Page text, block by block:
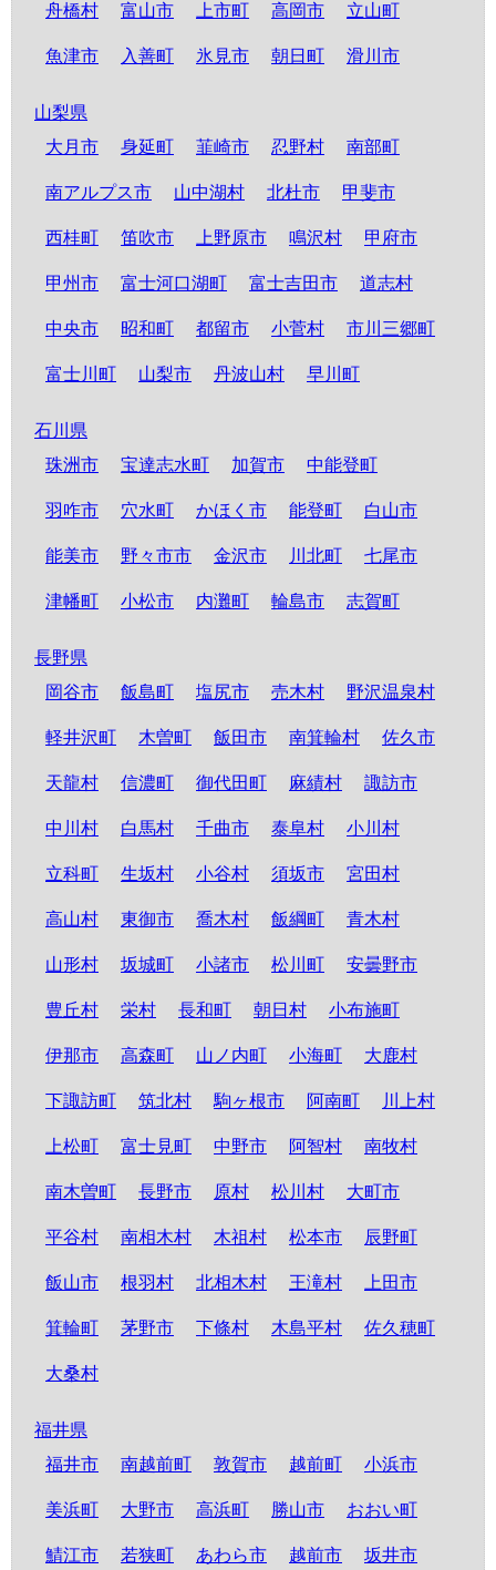
舟橋村 富山市 上市町 高岡市 立山町
魚津市 入善町 氷見市 朝日町 滑川市
山梨県
大月市
身延町 韮崎市 忍野村 南部町
南アルプス市 山中湖村 北杜市 甲斐市
西桂町 笛吹市 上野原市 鳴沢村 甲府市
甲州市 富士河口湖町 富士吉田市 道志村
中央市 昭和町 都留市 小菅村 市川三郷町
富士川町 山梨市 丹波山村 早川町
石川県
珠洲市
宝達志水町 加賀市 中能登町
羽咋市 穴水町 かほく市 能登町 白山市
能美市 野々市市 金沢市 川北町 七尾市
津幡町 小松市 内灘町 輪島市 志賀町
長野県
岡谷市
飯島町 塩尻市 売木村 野沢温泉村
軽井沢町 木曽町 飯田市 南箕輪村 佐久市
天龍村 信濃町 御代田町 麻績村 諏訪市
中川村 白馬村 千曲市 泰阜村 小川村
立科町 生坂村 小谷村 須坂市 宮田村
高山村 東御市 喬木村 飯綱町 青木村
山形村 坂城町 小諸市 松川町 安曇野市
豊丘村 栄村 長和町 朝日村 小布施町
伊那市 高森町 山ノ内町 小海町 大鹿村
下諏訪町 筑北村 駒ヶ根市 阿南町 川上村
上松町 富士見町 中野市 阿智村 南牧村
南木曽町 長野市 原村 松川村 大町市
平谷村 南相木村 木祖村 松本市 辰野町
飯山市 根羽村 北相木村 王滝村 上田市
箕輪町 茅野市 下條村 木島平村 佐久穂町
大桑村
福井県
福井市
南越前町 敦賀市 越前町 小浜市
美浜町 大野市 高浜町 勝山市 おおい町
鯖江市 若狭町 あわら市 越前市 坂井市